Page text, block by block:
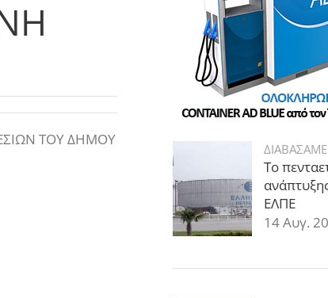
ΤΟΥ ΔΗΜΟΥ
ΔΙΑΒΑΣΑΜΕ
Το
ΕΛΠΕ
14 Αυγ.